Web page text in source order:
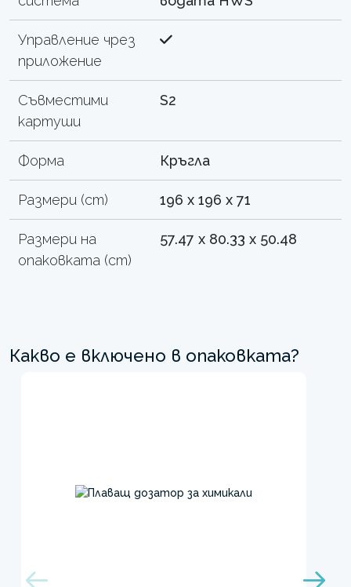
Управление чрез
приложение
Съвместими
картуши
S2
Форма Кръгла
Размери (cm) 196 x 196 x 71
Размери на
опаковката (cm)
57.47 x 80.33 x 50.48
Какво е включено в опаковката?